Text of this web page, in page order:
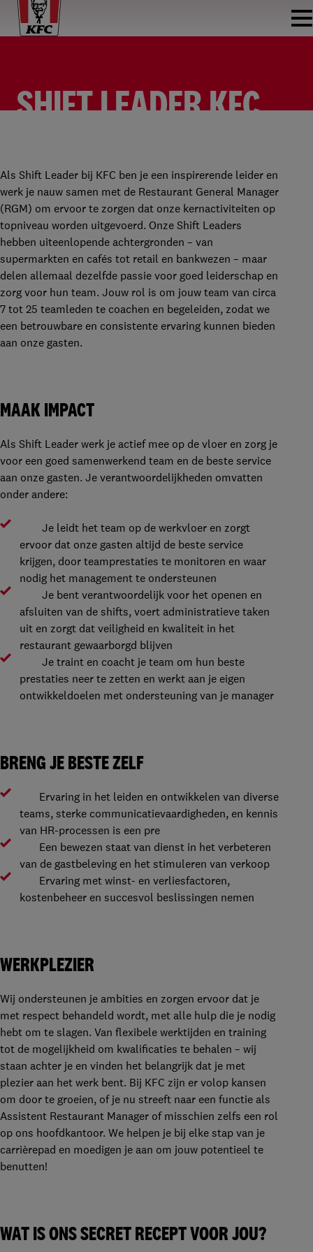
SHIFT LEADER KFC
Als Shift Leader bij KFC ben je een inspirerende leider en
werk je nauw samen met de Restaurant General Manager
(RGM) om ervoor te zorgen dat onze kernactiviteiten op
topniveau worden uitgevoerd. Onze Shift Leaders
hebben uiteenlopende achtergronden – van
supermarkten en cafés tot retail en bankwezen – maar
delen allemaal dezelfde passie voor goed leiderschap en
zorg voor hun team. Jouw rol is om jouw team van circa
7 tot 25 teamleden te coachen en begeleiden, zodat we
een betrouwbare en consistente ervaring kunnen bieden
aan onze gasten.
MAAK IMPACT
Als Shift Leader werk je actief mee op de vloer en zorg je
voor een goed samenwerkend team en de beste service
aan onze gasten. Je verantwoordelijkheden omvatten
onder andere:
Je leidt het team op de werkvloer en zorgt
ervoor dat onze gasten altijd de beste service
krijgen, door teamprestaties te monitoren en waar
nodig het management te ondersteunen
Je bent verantwoordelijk voor het openen en
afsluiten van de shifts, voert administratieve taken
uit en zorgt dat veiligheid en kwaliteit in het
restaurant gewaarborgd blijven
Je traint en coacht je team om hun beste
prestaties neer te zetten en werkt aan je eigen
ontwikkeldoelen met ondersteuning van je manager
BRENG JE BESTE ZELF
Ervaring in het leiden en ontwikkelen van diverse
teams, sterke communicatievaardigheden, en kennis
van HR-processen is een pre
Een bewezen staat van dienst in het verbeteren
van de gastbeleving en het stimuleren van verkoop
Ervaring met winst- en verliesfactoren,
kostenbeheer en succesvol beslissingen nemen
WERKPLEZIER
Wij ondersteunen je ambities en zorgen ervoor dat je
met respect behandeld wordt, met alle hulp die je nodig
hebt om te slagen. Van flexibele werktijden en training
tot de mogelijkheid om kwalificaties te behalen – wij
staan achter je en vinden het belangrijk dat je met
plezier aan het werk bent. Bij KFC zijn er volop kansen
om door te groeien, of je nu streeft naar een functie als
Assistent Restaurant Manager of misschien zelfs een rol
op ons hoofdkantoor. We helpen je bij elke stap van je
carrièrepad en moedigen je aan om jouw potentieel te
benutten!
WAT IS ONS SECRET RECEPT VOOR JOU?